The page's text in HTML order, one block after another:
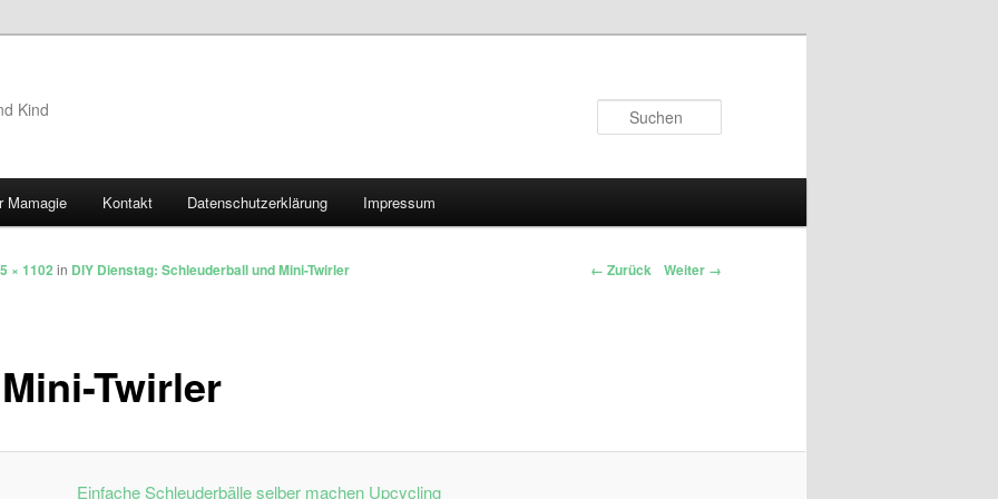
Kind
Mamagie Kontakt Datenschutzerklärung Impressum
← Zurück Weiter →
Twirler
× 1102 in DIY Dienstag: Schleuderball und Mini-Twirler